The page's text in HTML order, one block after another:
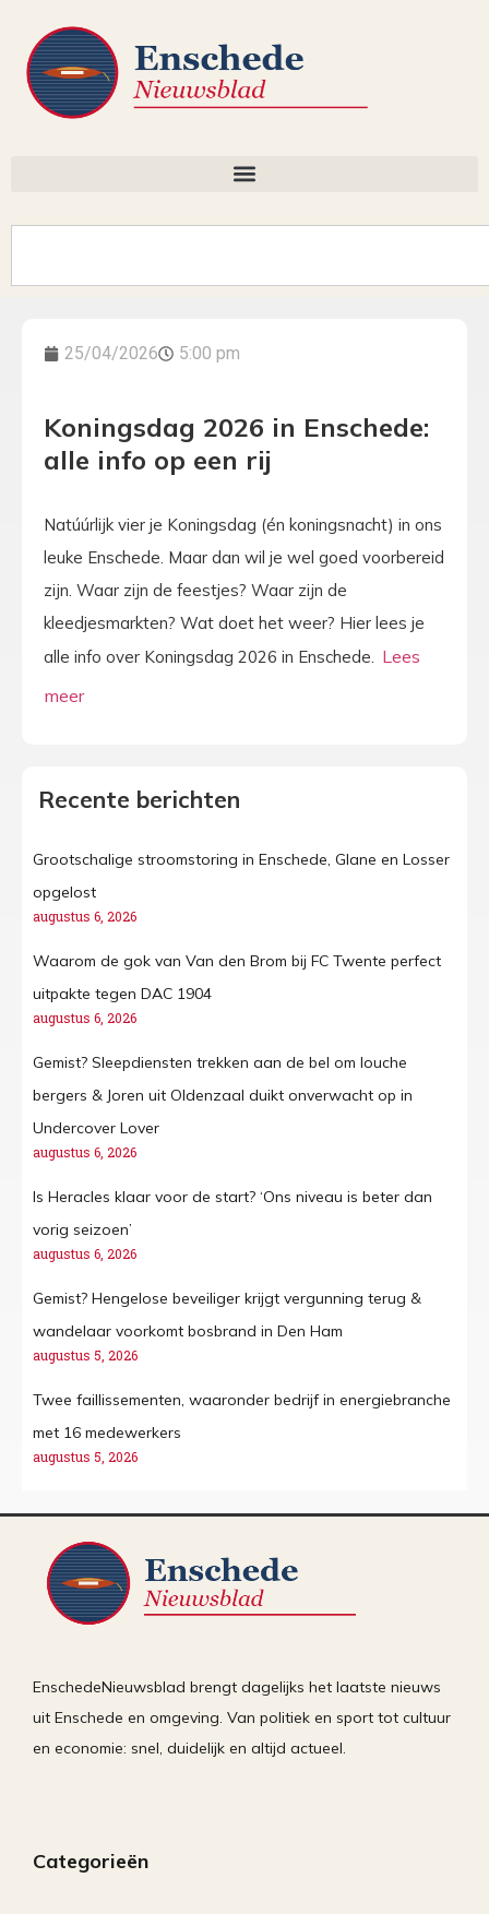
25/04/2026 5:00 pm
Koningsdag 2026 in Enschede:
alle info op een rij
Natúúrlijk vier je Koningsdag (én koningsnacht) in ons
leuke Enschede. Maar dan wil je wel goed voorbereid
zijn. Waar zijn de feestjes? Waar zijn de
kleedjesmarkten? Wat doet het weer? Hier lees je
alle info over Koningsdag 2026 in Enschede.
Recente berichten
Grootschalige stroomstoring in Enschede, Glane en Losser
opgelost
augustus 6, 2026
Waarom de gok van Van den Brom bij FC Twente perfect
uitpakte tegen DAC 1904
augustus 6, 2026
Gemist? Sleepdiensten trekken aan de bel om louche
bergers & Joren uit Oldenzaal duikt onverwacht op in
Undercover Lover
augustus 6, 2026
Is Heracles klaar voor de start? ‘Ons niveau is beter dan
vorig seizoen’
augustus 6, 2026
Gemist? Hengelose beveiliger krijgt vergunning terug &
wandelaar voorkomt bosbrand in Den Ham
augustus 5, 2026
Twee faillissementen, waaronder bedrijf in energiebranche
met 16 medewerkers
augustus 5, 2026
EnschedeNieuwsblad brengt dagelijks het laatste nieuws
uit Enschede en omgeving. Van politiek en sport tot cultuur
en economie: snel, duidelijk en altijd actueel.
Categorieën